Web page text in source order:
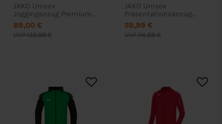
JAKO Unisex
Jogginganzug Premium
Basics mit
Kapuzensweat
UVP 139,98 €
89,00 €
JAKO Unisex
Präsentationsanzug
Power
UVP 114,98 €
59,99 €